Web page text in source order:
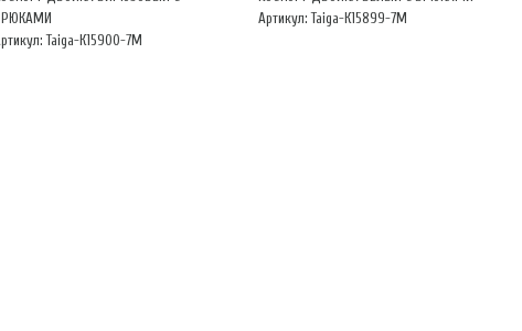
Taiga-К15900-7М
Артикул: Taiga-К15899-7М